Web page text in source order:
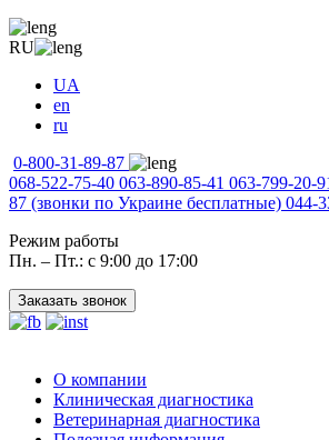
RU
UA
en
ru
0-800-31-89-87
068-522-75-40 063-890-85-41 063-799-20-
87 (звонки по Украине бесплатные) 044-
Режим работы
Пн. – Пт.: с 9:00 до 17:00
Заказать звонок
О компании
Клиническая диагностика
Ветеринарная диагностика